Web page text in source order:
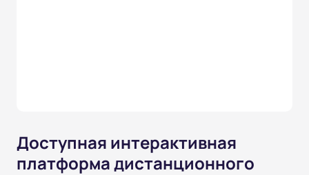
Доступная интерактивная
платформа дистанционного